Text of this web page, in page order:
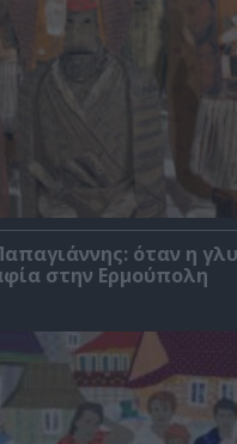
όταν η
στην Ερμούπολη